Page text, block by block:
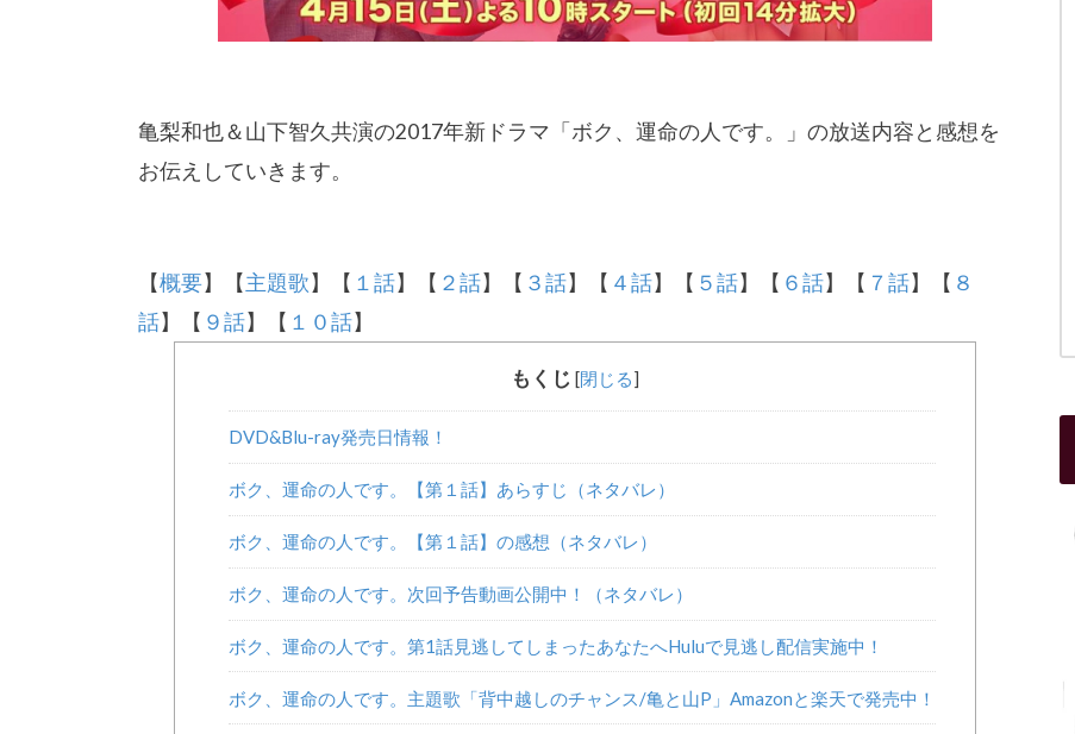
亀梨和也＆山下智久共演の2017年新ドラマ「ボク、運命の人です。」の放送内容と感想を
お伝えしていきます。
【概要】【主題歌】【 １話】【 ２話】【 ３話】【 ４話】【 ５話】【 ６話】【 ７話】【 ８
話】【 ９話】【 １０話】
もくじ [閉じる]
DVD&Blu-ray発売日情報！
ボク、運命の人です。【第１話】あらすじ（ネタバレ）
ボク、運命の人です。【第１話】の感想（ネタバレ）
ボク、運命の人です。次回予告動画公開中！（ネタバレ）
ボク、運命の人です。第1話見逃してしまったあなたへHuluで見逃し配信実施中！
ボク、運命の人です。主題歌「背中越しのチャンス/亀と山P」Amazonと楽天で発売中！